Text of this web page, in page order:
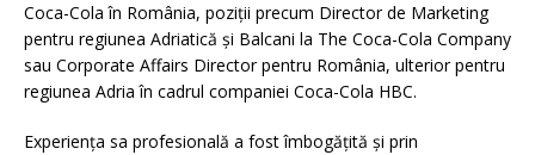
Coca-Cola în România, poziții precum Director de Marketing
pentru regiunea Adriatică și Balcani la The Coca-Cola Company
sau Corporate Affairs Director pentru România, ulterior pentru
regiunea Adria în cadrul companiei Coca-Cola HBC.
Experiența sa profesională a fost îmbogățită și prin